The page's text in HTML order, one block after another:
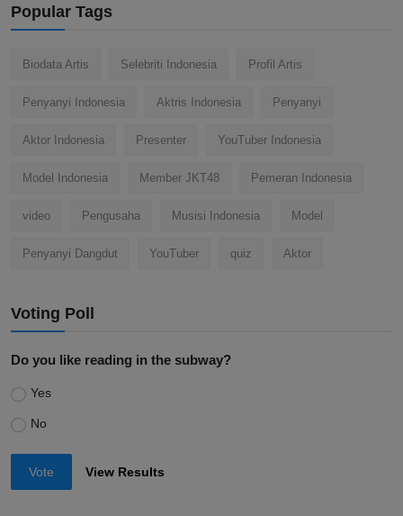
Popular Tags
Biodata Artis Selebriti Indonesia Profil Artis
Penyanyi Indonesia Aktris Indonesia Penyanyi
Aktor Indonesia Presenter YouTuber Indonesia
Model Indonesia Member JKT48 Pemeran Indonesia
video Pengusaha Musisi Indonesia Model
Penyanyi Dangdut YouTuber quiz Aktor
Voting Poll
Do you like reading in the subway?
Yes
No
Vote View Results